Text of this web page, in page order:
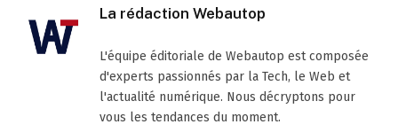
La rédaction Webautop
L'équipe éditoriale de Webautop est composée
d'experts passionnés par la Tech, le Web et
l'actualité numérique. Nous décryptons pour
vous les tendances du moment.